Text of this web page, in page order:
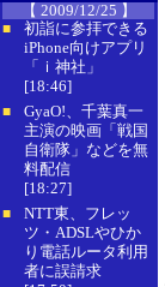
【 2009/12/25 】
■
初詣に参拝できる
iPhone向けアプリ
「ｉ神社」
[18:46]
■
GyaO!、千葉真一
主演の映画「戦国
自衛隊」などを無
料配信
[18:27]
■
NTT東、フレッ
ツ・ADSLやひか
り電話ルータ利用
者に誤請求